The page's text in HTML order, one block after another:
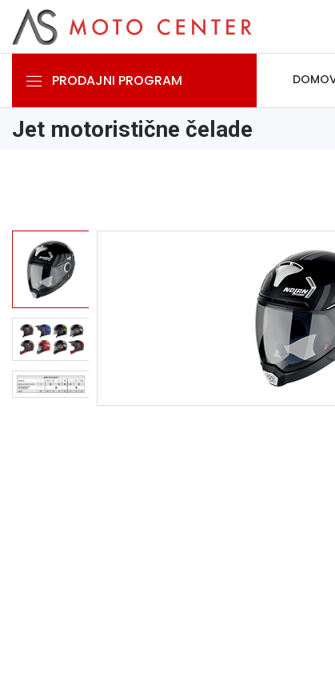
PRODAJNI PROGRAM
Jet motoristične čelade